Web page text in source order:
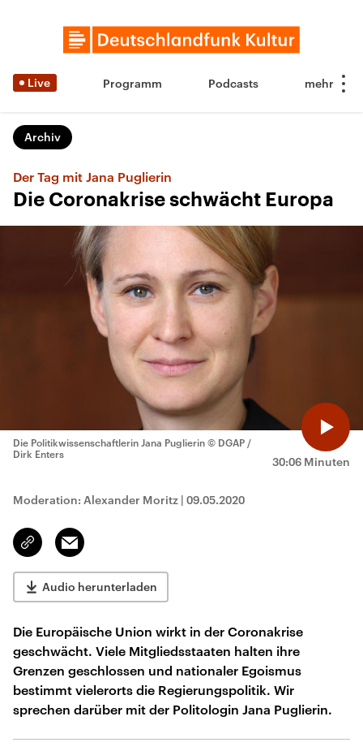
Live Programm Podcasts
Archiv
Der Tag mit Jana Puglierin
Die Coronakrise schwächt Europa
30:06 Minuten
Die Politikwissenschaftlerin Jana Puglierin © DGAP /
Dirk Enters
Moderation: Alexander Moritz | 09.05.2020
Link
kopieren/teilen
Email
Audio herunterladen
Die Europäische Union wirkt in der Coronakrise
geschwächt. Viele Mitgliedsstaaten halten ihre
Grenzen geschlossen und nationaler Egoismus
bestimmt vielerorts die Regierungspolitik. Wir
sprechen darüber mit der Politologin Jana Puglierin.